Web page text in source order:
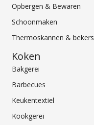
Opbergen & Bewaren
Schoonmaken
Thermoskannen & bekers
Koken
Bakgerei
Barbecues
Keukentextiel
Kookgerei